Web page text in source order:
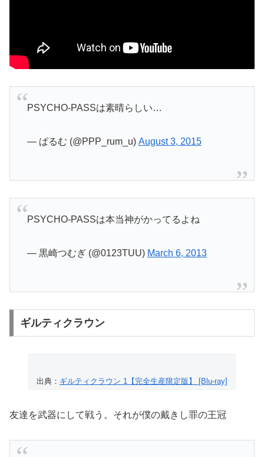
PSYCHO-PASSは素晴らしい…
— ぱるむ (@PPP_rum_u) August 3, 2015
PSYCHO-PASSは本当神がかってるよね
— 黒崎つむぎ (@0123TUU) March 6, 2013
ギルティクラウン
出典： ギルティクラウン 1【完全生産限定版】 [Blu-ray]
友達を武器にして戦う。それが僕の戴きし罪の王冠